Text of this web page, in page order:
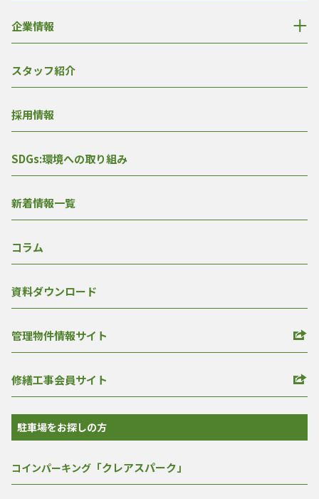
企業情報
スタッフ紹介
採用情報
SDGs:環境への取り組み
新着情報一覧
コラム
資料ダウンロード
管理物件情報サイト
修繕工事会員サイト
駐車場をお探しの方
コインパーキング 「クレアスパーク」